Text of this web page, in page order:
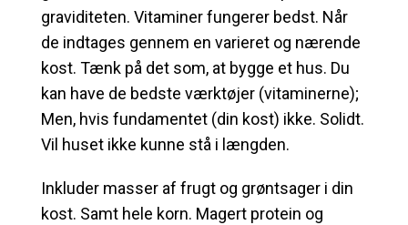
graviditeten. Vitaminer fungerer bedst. Når
de indtages gennem en varieret og nærende
kost. Tænk på det som, at bygge et hus. Du
kan have de bedste værktøjer (vitaminerne);
Men, hvis fundamentet (din kost) ikke. Solidt.
Vil huset ikke kunne stå i længden.
Inkluder masser af frugt og grøntsager i din
kost. Samt hele korn. Magert protein og